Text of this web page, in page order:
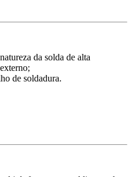
da solda de alta
de soldadura.